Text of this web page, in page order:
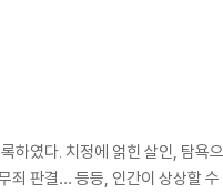
하였다. 치정에 얽힌 살인, 탐
판결… 등등, 인간이 상상할